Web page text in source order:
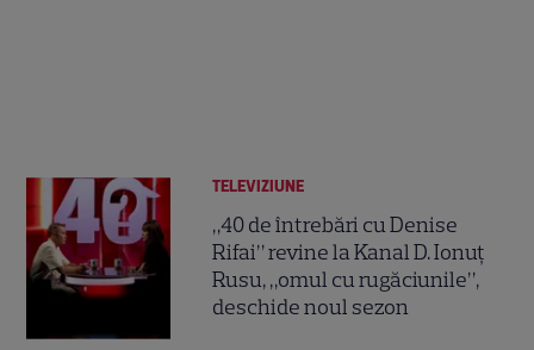
TELEVIZIUNE
„40 de întrebări cu Denise
Rifai” revine la Kanal D. Ionuț
Rusu, „omul cu rugăciunile”,
deschide noul sezon